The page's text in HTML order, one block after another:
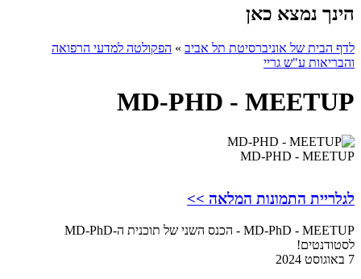
הינך נמצא כאן
לדף הבית של אוניברסיטת תל אביב » הפקולטה למדעי הרפואה
והבריאות ע"ש גריי
MD-PHD - MEETUP
MD-PHD - MEETUP
לגלריית התמונות המלאה >>
MD-PhD - MEETUP - הכנס השני של תוכנית ה-MD-PhD
לסטודנטים!
7 באוגוסט 2024